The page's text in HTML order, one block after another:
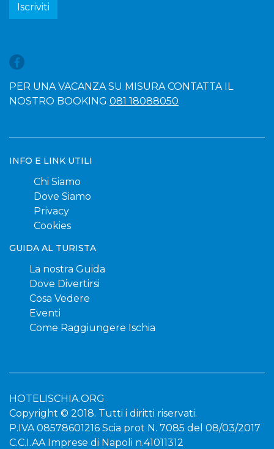
Iscriviti
PER UNA VACANZA SU MISURA CONTATTA IL
NOSTRO BOOKING 081 18088050
INFO E LINK UTILI
Chi Siamo
Dove Siamo
Privacy
Cookies
GUIDA AL TURISTA
La nostra Guida
Dove Divertirsi
Cosa Vedere
Eventi
Come Raggiungere Ischia
HOTELISCHIA.ORG
Copyright © 2018. Tutti i diritti riservati.
P.IVA 08578601216 Scia prot N. 7085 del 08/03/2017
C.C.I.AA Imprese di Napoli n.41011312